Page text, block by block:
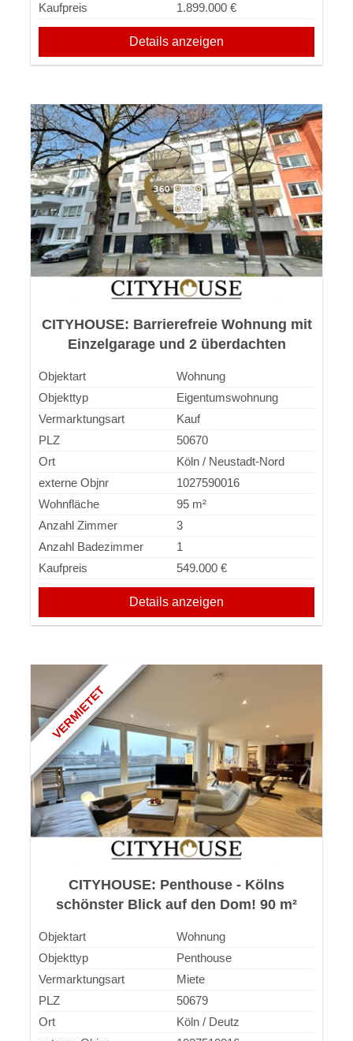
Kaufpreis
1.899.000 €
Details anzeigen
CITYHOUSE: Barrierefreie Wohnung mit
Einzelgarage und 2 überdachten
Objektart
Wohnung
Objekttyp
Eigentumswohnung
Vermarktungsart
Kauf
PLZ
50670
Ort
Köln / Neustadt-Nord
externe Objnr
1027590016
Wohnfläche
95 m²
Anzahl Zimmer
3
Anzahl Badezimmer
1
Kaufpreis
549.000 €
Details anzeigen
VERMIETET
CITYHOUSE: Penthouse - Kölns
schönster Blick auf den Dom! 90 m²
Objektart
Wohnung
Objekttyp
Penthouse
Vermarktungsart
Miete
PLZ
50679
Ort
Köln / Deutz